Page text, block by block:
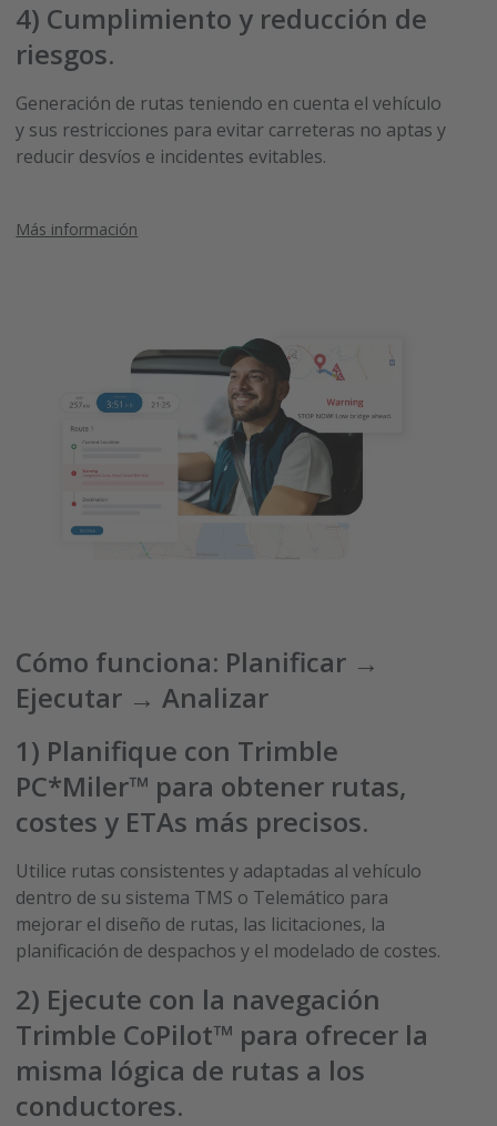
4) Cumplimiento y reducción de
riesgos.
Generación de rutas teniendo en cuenta el vehículo
y sus restricciones para evitar carreteras no aptas y
reducir desvíos e incidentes evitables.
Más información
Cómo funciona: Planificar →
Ejecutar → Analizar
1) Planifique con Trimble
PC*Miler™ para obtener rutas,
costes y ETAs más precisos.
Utilice rutas consistentes y adaptadas al vehículo
dentro de su sistema TMS o Telemático para
mejorar el diseño de rutas, las licitaciones, la
planificación de despachos y el modelado de costes.
2) Ejecute con la navegación
Trimble CoPilot™ para ofrecer la
misma lógica de rutas a los
conductores.